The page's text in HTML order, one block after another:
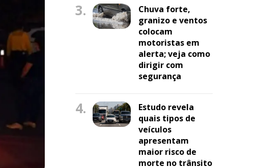
3.
Chuva forte,
granizo e ventos
colocam
motoristas em
alerta; veja como
dirigir com
segurança
4.
Estudo revela
quais tipos de
veículos
apresentam
maior risco de
morte no trânsito